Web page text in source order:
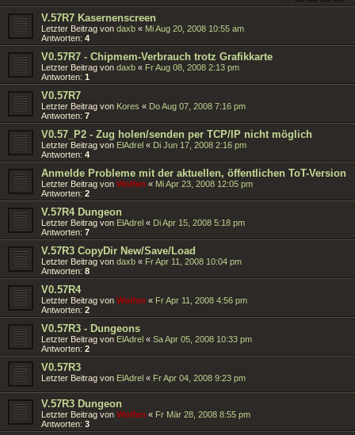
V.57R7 Kasernenscreen
Letzter Beitrag von daxb « Mi Aug 20, 2008 10:55 am
Antworten: 4
V0.57R7 - Chipmem-Verbrauch trotz Grafikkarte
Letzter Beitrag von daxb « Fr Aug 08, 2008 2:13 pm
Antworten: 1
V0.57R7
Letzter Beitrag von Kores « Do Aug 07, 2008 7:16 pm
Antworten: 7
V0.57_P2 - Zug holen/senden per TCP/IP nicht möglich
Letzter Beitrag von ElAdrel « Di Jun 17, 2008 2:16 pm
Antworten: 4
Anmelde Probleme mit der aktuellen, öffentlichen ToT-Version
Letzter Beitrag von Wolfen « Mi Apr 23, 2008 12:05 pm
Antworten: 2
V.57R4 Dungeon
Letzter Beitrag von ElAdrel « Di Apr 15, 2008 5:18 pm
Antworten: 7
V.57R3 CopyDir New/Save/Load
Letzter Beitrag von daxb « Fr Apr 11, 2008 10:04 pm
Antworten: 8
V0.57R4
Letzter Beitrag von Wolfen « Fr Apr 11, 2008 4:56 pm
Antworten: 2
V0.57R3 - Dungeons
Letzter Beitrag von ElAdrel « Sa Apr 05, 2008 10:33 pm
Antworten: 2
V0.57R3
Letzter Beitrag von ElAdrel « Fr Apr 04, 2008 9:23 pm
V.57R3 Dungeon
Letzter Beitrag von Wolfen « Fr Mär 28, 2008 8:55 pm
Antworten: 3